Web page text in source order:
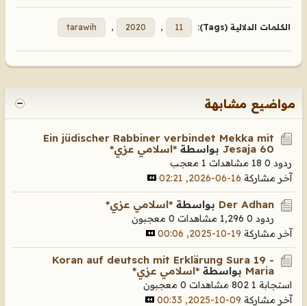
الكلمات الدلالية (Tags): 11
,
2020
,
tarawih
مواضيع مشابهة
Ein jüdischer Rabbiner verbindet Mekka mit
Jesaja 60 بواسطة *اسلامي عزي*
ردود 0 18 مشاهدات
1 معجب
آخر مشاركة 16-06-2026, 02:21
Der Adhan بواسطة *اسلامي عزي*
ردود 0 1,296 مشاهدات
0 معجبون
آخر مشاركة 19-10-2025, 00:06
Koran auf deutsch mit Erklärung Sura 19 -
Maria بواسطة *اسلامي عزي*
استجابة 1 802 مشاهدات
0 معجبون
آخر مشاركة 09-10-2025, 00:33